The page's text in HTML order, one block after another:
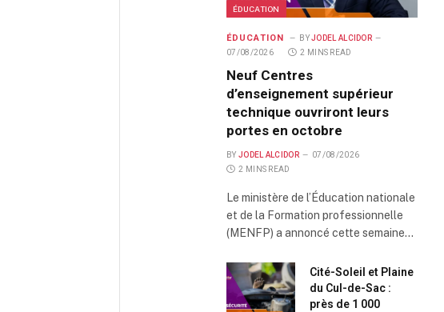
ÉDUCATION
ÉDUCATION BY JODEL ALCIDOR
07/08/2026
2 MINS READ
Neuf Centres
d’enseignement supérieur
technique ouvriront leurs
portes en octobre
BY JODEL ALCIDOR
07/08/2026
2 MINS READ
Le ministère de l’Éducation nationale
et de la Formation professionnelle
(MENFP) a annoncé cette semaine…
Cité-Soleil et Plaine
du Cul-de-Sac :
près de 1 000